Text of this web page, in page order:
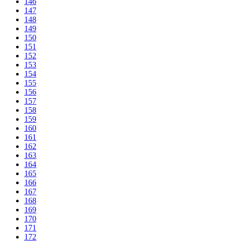
147
148
149
150
151
152
153
154
155
156
157
158
159
160
161
162
163
164
165
166
167
168
169
170
171
172